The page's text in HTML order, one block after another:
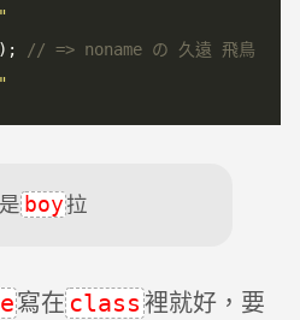
);
boy 拉
寫在class裡就好，要